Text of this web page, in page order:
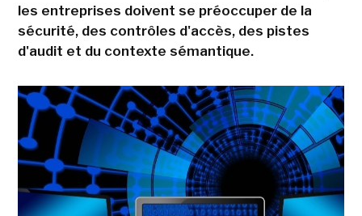
les entreprises doivent se préoccuper de la
sécurité, des contrôles d'accès, des pistes
d'audit et du contexte sémantique.